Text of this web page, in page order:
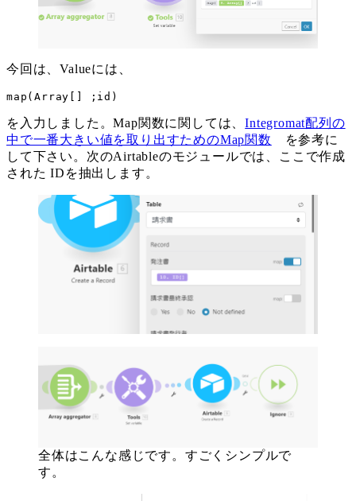
今回は、Valueには、
map(Array[] ;id)
を入力しました。Map関数に関しては、Integromat配列の
中で一番大きい値を取り出すためのMap関数
を参考に
して下さい。次のAirtableのモジュールでは、ここで作成
された IDを抽出します。
全体はこんな感じです。すごくシンプルで
す。